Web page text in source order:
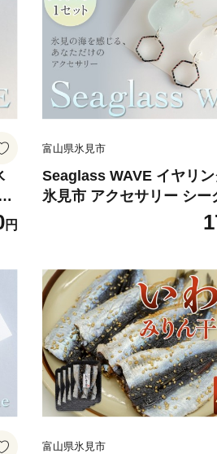
円
富山県氷見市
Seaglass WAVE イヤリ
氷見市 アクセサリー シー
富山県氷見市